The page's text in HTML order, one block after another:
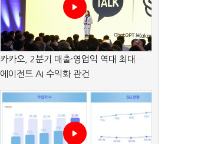
카카오, 2분기 매출·영업익 역대 최대…
에이전트 AI 수익화 관건